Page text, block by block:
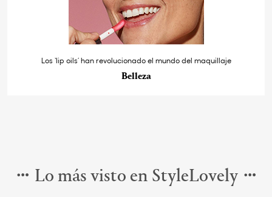
Los ‘lip oils’ han revolucionado el mundo del maquillaje
Belleza
Lo más visto en StyleLovely